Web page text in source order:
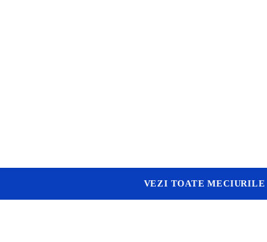
VEZI TOATE MECIURILE